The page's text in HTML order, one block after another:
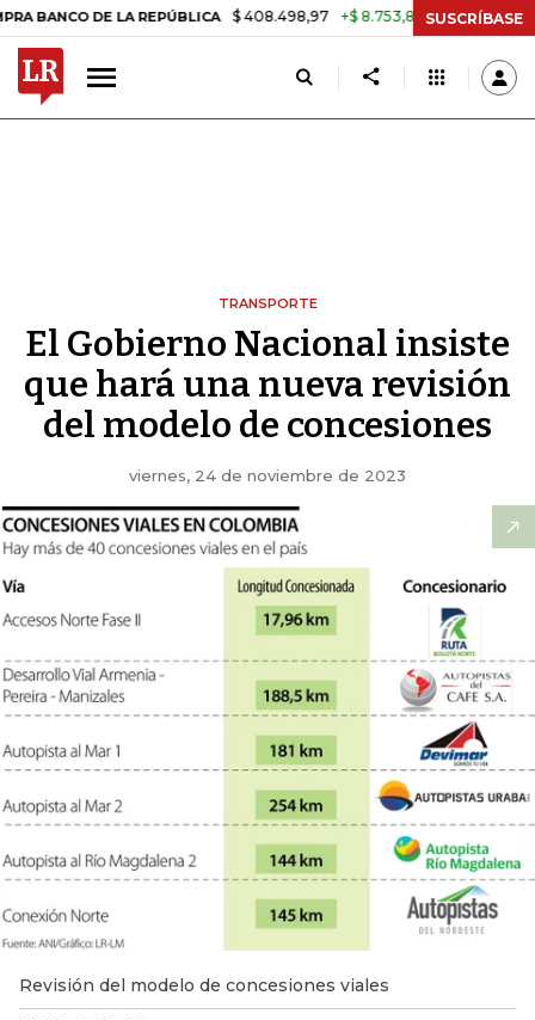
DE LA REPÚBLICA $ 408.498,97 +$ 8.753,81 +2,19% TASA DE
SUSCRÍBASE
TRANSPORTE
El Gobierno Nacional insiste
que hará una nueva revisión
del modelo de concesiones
viernes, 24 de noviembre de 2023
Revisión del modelo de concesiones viales